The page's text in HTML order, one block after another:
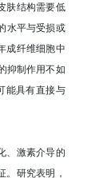
肤结构需要低
水平与受损或
成纤维细胞中
抑制作用不如
能具有直接与
、激素介导的
。研究表明，